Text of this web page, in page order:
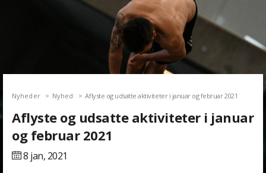
Nyheder Nyhed Aflyste og udsatte aktiviteter i januar og februar 2021
Aflyste og udsatte aktiviteter i januar
og februar 2021
8 jan, 2021